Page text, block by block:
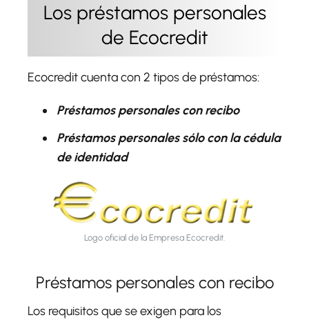
Los préstamos personales
de Ecocredit
Ecocredit cuenta con 2 tipos de préstamos:
Préstamos personales con recibo
Préstamos personales sólo con la cédula
de identidad
Logo oficial de la Empresa Ecocredit.
Préstamos personales con recibo
Los requisitos que se exigen para los